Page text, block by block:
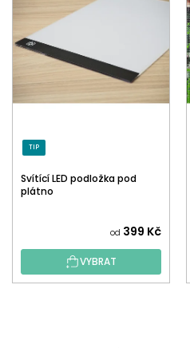
TIP
Svítící LED podložka pod
plátno
od 399 Kč
VYBRAT